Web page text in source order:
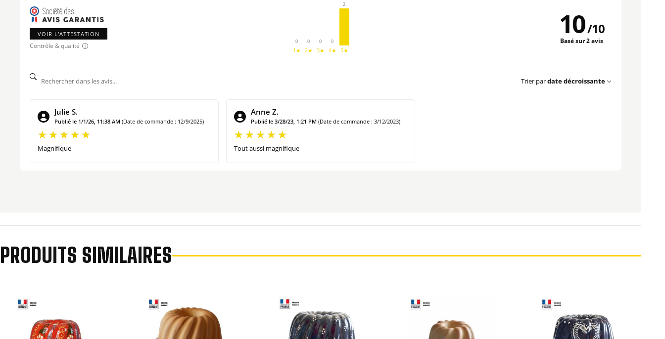
Ce moule qui est fabriqué en terre cuite émaillée est
place de choix dans votre cuisine.
COMMENT UTILISER VOTRE MOULE À KOUGLOF ?
Ce moule est prévu pour réaliser un Kouglof d’environ 400g.
Vous pouvez utiliser ce moule à Kouglof en poterie de Soufflenheim dans four traditionnel et dans un four micro-ondes.
Moule à Kouglof Rouge décor Cœur 20 cm vendu à l’unité. Fabriqué en Alsace.
VOIR L'ATTESTATION
Contrôle & qualité
0
1★
0
2★
0
3★
0
4★
2
5★
10/10
Basé sur 2 avis
Trier pardate décroissante
Julie S.
Publié le 1/1/26, 11:38 AM (Date de commande : 12/9/2025)
Magnifique
Anne Z.
Publié le 3/28/23, 1:21 PM (Date de commande : 3/12/2023)
Tout aussi magnifique
PRODUITS SIMILAIRES